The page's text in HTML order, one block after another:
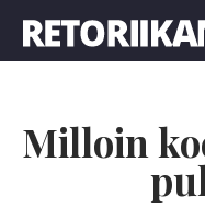
Milloin